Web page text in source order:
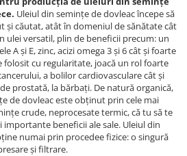
Uleiul din semințe de dovleac începe să
și căutat, atât în domeniul de sănătate cât
ulei versatil, plin de beneficii precum: un
A și E, zinc, acizi omega 3 și 6 cât și foarte
folosit cu regularitate, joacă un rol foarte
a bolilor cardiovasculare cât și
prostată, la bărbați. De natură organică,
de dovleac este obținut prin cele mai
crude, neprocesate termic, că tu să te
importante beneficii ale sale. Uleiul din
numai prin procedee fizice: o singură
și filtrare.